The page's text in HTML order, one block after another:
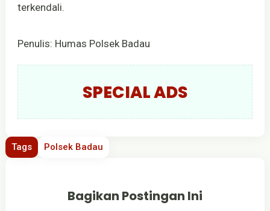
terkendali.
Penulis: Humas Polsek Badau
SPECIAL ADS
Tags Polsek Badau
Bagikan Postingan Ini